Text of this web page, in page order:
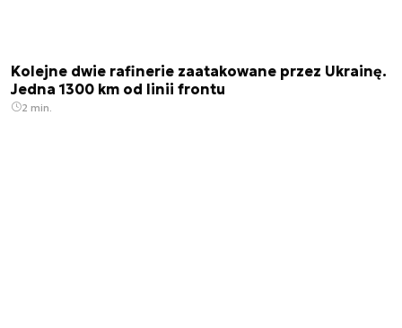
Kolejne dwie rafinerie zaatakowane przez Ukrainę.
Jedna 1300 km od linii frontu
2 min.